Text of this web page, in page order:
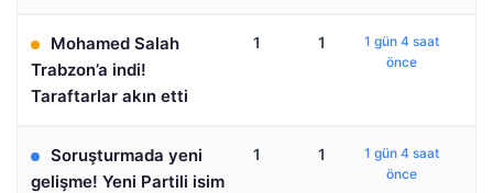
Mohamed Salah
Trabzon’a indi!
Taraftarlar akın etti
1 1
1 gün 4 saat
önce
Soruşturmada yeni
gelişme! Yeni Partili isim
1 1
1 gün 4 saat
önce